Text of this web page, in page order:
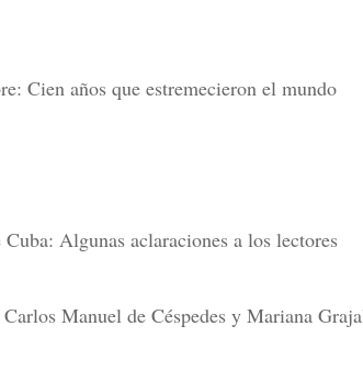
Cien años que estremecieron el mundo
Algunas aclaraciones a los lectores
Manuel de Céspedes y Mariana